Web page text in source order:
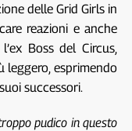
delle Grid Girls in
reazioni e anche
Boss del Circus,
leggero, esprimendo
successori.
pudico in questo